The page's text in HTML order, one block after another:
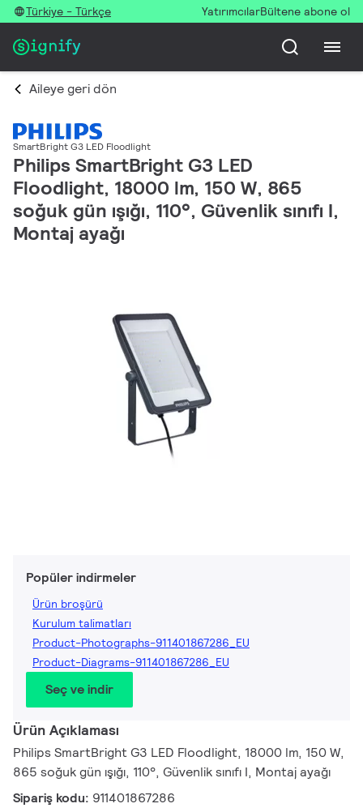
Türkiye - Türkçe YatırımcılarBültene abone ol
Aileye geri dön
SmartBright G3 LED Floodlight
Philips SmartBright G3 LED
Floodlight, 18000 lm, 150 W, 865
soğuk gün ışığı, 110°, Güvenlik sınıfı I,
Montaj ayağı
Popüler indirmeler
Ürün broşürü
Kurulum talimatları
Product-Photographs-911401867286_EU
Product-Diagrams-911401867286_EU
Seç ve indir
Ürün Açıklaması
Philips SmartBright G3 LED Floodlight, 18000 lm, 150 W,
865 soğuk gün ışığı, 110°, Güvenlik sınıfı I, Montaj ayağı
Sipariş kodu: 911401867286